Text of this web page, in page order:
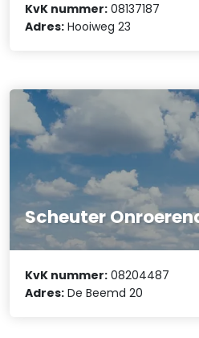
KvK nummer: 08137187
Adres: Hooiweg 23
Scheuter
KvK nummer: 08204487
Adres: De Beemd 20